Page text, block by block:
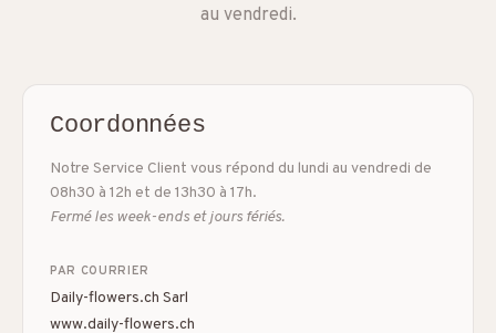
B2B / Cadeau d'affaires Bon rétablissement
au vendredi.
Coordonnées
Notre Service Client vous répond du lundi au vendredi de
08h30 à 12h et de 13h30 à 17h.
Fermé les week-ends et jours fériés.
PAR COURRIER
Daily-flowers.ch Sarl
www.daily-flowers.ch